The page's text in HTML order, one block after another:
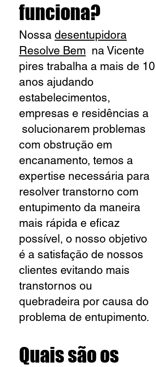
funciona?
Nossa desentupidora
Resolve Bem na Vicente
pires trabalha a mais de 10
anos ajudando
estabelecimentos,
empresas e residências a
solucionarem problemas
com obstrução em
encanamento, temos a
expertise necessária para
resolver transtorno com
entupimento da maneira
mais rápida e eficaz
possível, o nosso objetivo
é a satisfação de nossos
clientes evitando mais
transtornos ou
quebradeira por causa do
problema de entupimento.
Quais são os